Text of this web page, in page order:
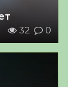
32 0